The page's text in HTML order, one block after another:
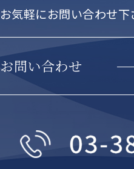
お気軽にお問い合わせ下
お問い合わせ